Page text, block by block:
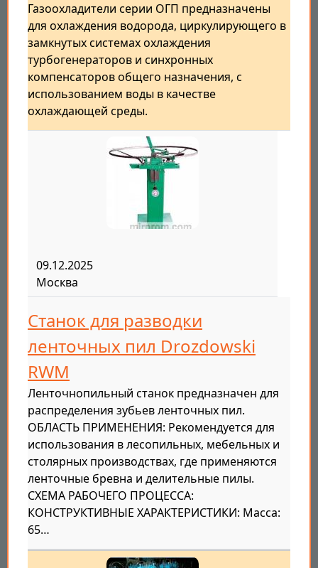
Газоохладители серии ОГП предназначены
для охлаждения водорода, циркулирующего в
замкнутых системах охлаждения
турбогенераторов и синхронных
компенсаторов общего назначения, с
использованием воды в качестве
охлаждающей среды.
09.12.2025
Москва
Станок для разводки
ленточных пил Drozdowski
RWM
Ленточнопильный станок предназначен для
распределения зубьев ленточных пил.
ОБЛАСТЬ ПРИМЕНЕНИЯ: Рекомендуется для
использования в лесопильных, мебельных и
столярных производствах, где применяются
ленточные бревна и делительные пилы.
СХЕМА РАБОЧЕГО ПРОЦЕССА:
КОНСТРУКТИВНЫЕ ХАРАКТЕРИСТИКИ: Масса:
65…